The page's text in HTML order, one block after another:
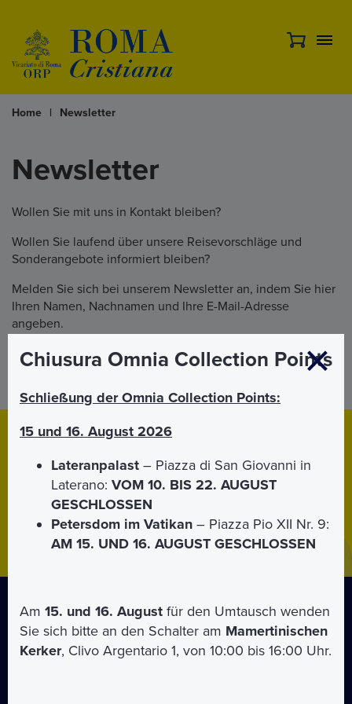
Home | Newsletter
Newsletter
Wollen Sie mit uns in Kontakt bleiben?
Wollen Sie laufend über unsere Reisevorschläge und
Sonderangebote informiert bleiben?
Melden Sie sich bei unserem Newsletter an, indem Sie hier
Ihren Namen, Nachnamen und Ihre E-Mail-Adresse
angeben.
Wir verwenden Ihre Daten unter Einhaltung der geltenden
italienischen Vorschriften zum Datenschutz. (Siehe unsere
Download App
Mobile App füriPhoneundAndroidherunterladen.
Mit der App haben Sie Ihre Tickets immer dabei.
Über uns
Chiusura Omnia Collection Points
Schließung der Omnia Collection Points:
15 und 16. August 2026
Lateranpalast – Piazza di San Giovanni in
Laterano:VOM 10. BIS 22. AUGUST
GESCHLOSSEN
Petersdom im Vatikan – Piazza Pio XII Nr. 9:
AM 15. UND 16. AUGUST GESCHLOSSEN
Am15. und 16. Augustfür den Umtausch wenden
Sie sich bitte an den Schalter am Mamertinischen
Kerker, Clivo Argentario 1, von 10:00 bis 16:00 Uhr.